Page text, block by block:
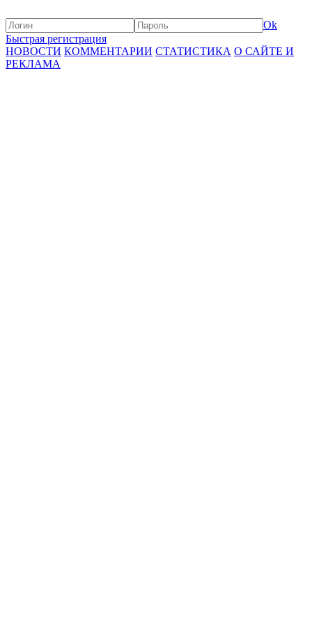
Ok
Быстрая регистрация
НОВОСТИ КОММЕНТАРИИ СТАТИСТИКА О САЙТЕ И
РЕКЛАМА